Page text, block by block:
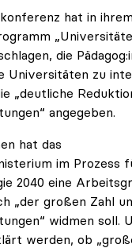
hat in
die
Universitäten zu
„deutliche
angegeben.
hat das
im Prozess
2040 eine
„der großen Zahl
widmen soll.
werden, ob